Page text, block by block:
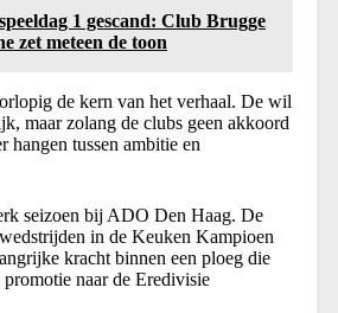
1 gescand: Club Brugge
zet meteen de toon
de kern van het verhaal. De wil
maar zolang de clubs geen akkoord
hangen tussen ambitie en
seizoen bij ADO Den Haag. De
in de Keuken Kampioen
kracht binnen een ploeg die
naar de Eredivisie